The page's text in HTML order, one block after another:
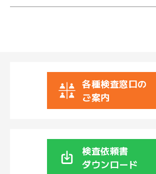
各種検査窓口の
ご案内
検査依頼書
ダウンロード